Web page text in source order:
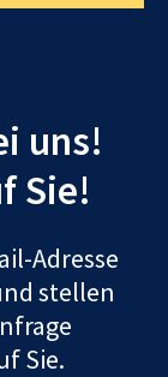
uns!
Sie!
Adresse
stellen
Sie.